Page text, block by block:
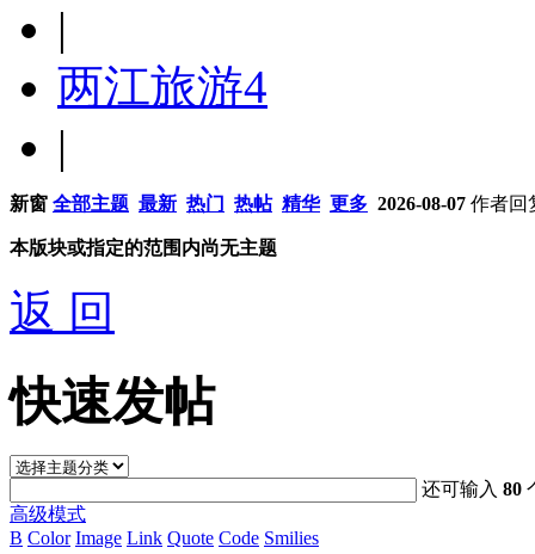
|
两江旅游4
|
新窗 全部主题 最新 热门 热帖 精华 更多 2026-08-07 作者回
本版块或指定的范围内尚无主题
返 回
快速发帖
还可输入80
高级模式
B Color Image Link Quote Code Smilies